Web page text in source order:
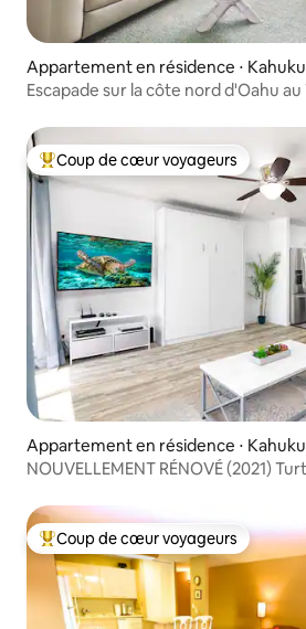
Appartement en résidence ⋅ Kahuku
Escapade sur la côte nord d'Oahu
Coups de cœur voyageurs les plus
Coup de cœur voyageurs
Appartement en résidence ⋅ Kahuku
NOUVELLEMENT RÉNOVÉ (2021)
Coups de cœur voyageurs les plus
Coup de cœur voyageurs